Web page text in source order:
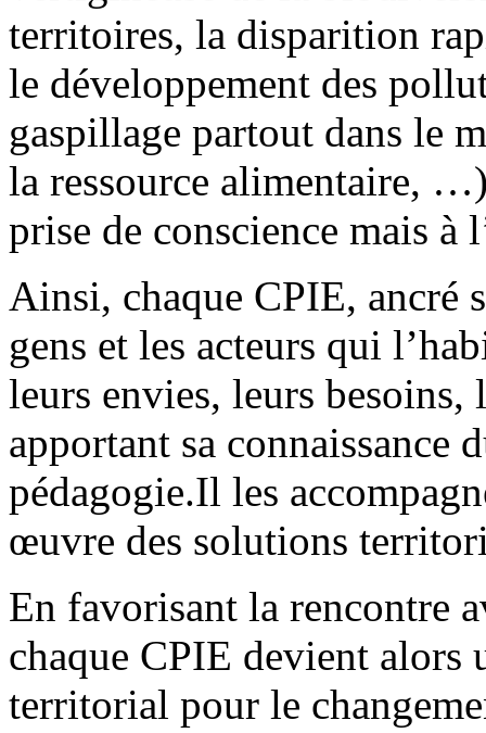
territoires, la disparition
le développement des
gaspillage partout dans le
la ressource alimentaire,
prise de conscience mais à
Ainsi, chaque CPIE, ancré
gens et les acteurs qui
leurs envies, leurs
apportant sa connaissance
pédagogie.Il les
œuvre des solutions
En favorisant la rencontre
chaque CPIE devient
territorial pour le